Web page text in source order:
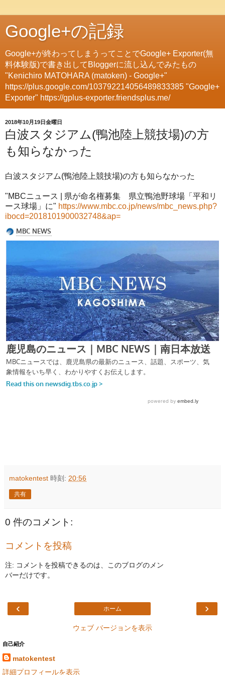
Google+の記録
Google+が終わってしまうってことでGoogle+ Exporter(無
料体験版)で書き出してBloggerに流し込んでみたもの
"Kenichiro MATOHARA (matoken) - Google+"
https://plus.google.com/103792214056489833385 "Google+
Exporter" https://gplus-exporter.friendsplus.me/
2018年10月19日金曜日
白波スタジアム(鴨池陸上競技場)の方
も知らなかった
白波スタジアム(鴨池陸上競技場)の方も知らなかった
"MBCニュース | 県が命名権募集 県立鴨池野球場「平和リ
ース球場」に" https://www.mbc.co.jp/news/mbc_news.php?
ibocd=2018101900032748&ap=
matokentest 時刻: 20:56
共有
0 件のコメント:
コメントを投稿
注: コメントを投稿できるのは、このブログのメン
バーだけです。
‹ ›
ホーム
ウェブ バージョンを表示
自己紹介
matokentest
詳細プロフィールを表示